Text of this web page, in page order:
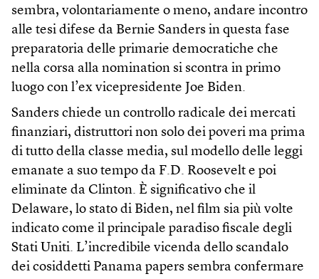
sembra, volontariamente o meno, andare incontro
alle tesi difese da Bernie Sanders in questa fase
preparatoria delle primarie democratiche che
nella corsa alla nomination si scontra in primo
luogo con l’ex vicepresidente Joe Biden.
Sanders chiede un controllo radicale dei mercati
finanziari, distruttori non solo dei poveri ma prima
di tutto della classe media, sul modello delle leggi
emanate a suo tempo da F.D. Roosevelt e poi
eliminate da Clinton. È significativo che il
Delaware, lo stato di Biden, nel film sia più volte
indicato come il principale paradiso fiscale degli
Stati Uniti. L’incredibile vicenda dello scandalo
dei cosiddetti Panama papers sembra confermare